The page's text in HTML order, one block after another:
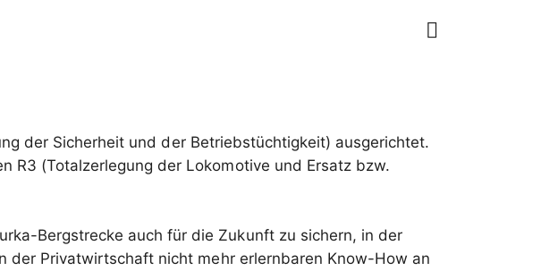
der Sicherheit und der Betriebstüchtigkeit) ausgerichtet.
R3 (Totalzerlegung der Lokomotive und Ersatz bzw.
Bergstrecke auch für die Zukunft zu sichern, in der
der Privatwirtschaft nicht mehr erlernbaren Know-How an